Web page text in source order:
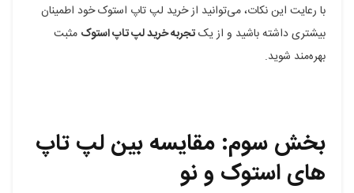
با رعایت این نکات، می‌توانید از خرید لپ تاپ استوک خود اطمینان
بیشتری داشته باشید و از یکتجربه خرید لپ تاپ استوک مثبت
بهره‌مند شوید.
بخش سوم: مقایسه بین لپ تاپ
های استوک و نو